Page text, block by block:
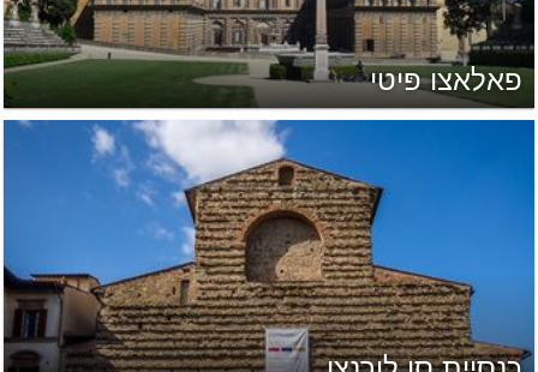
פאלאצו פּיטי